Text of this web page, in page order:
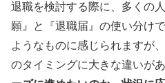
退職を検討する際に、多くの
願』と『退職届』の使い分け
ようなものに感じられますが
のタイミングに大きな違いが